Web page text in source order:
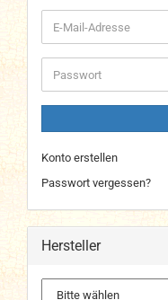
E-
Mail-
Adresse
Passwort
Konto erstellen
Passwort vergessen?
Hersteller